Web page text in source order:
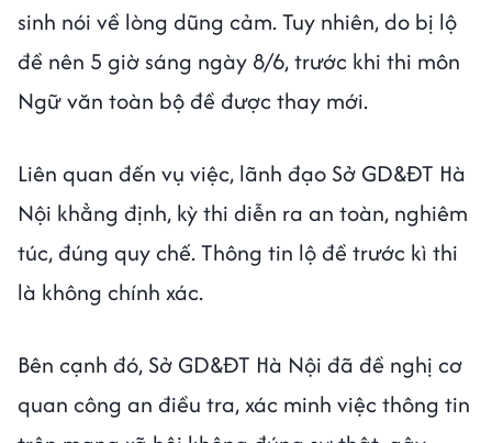
sinh nói về lòng dũng cảm. Tuy nhiên, do bị lộ
đề nên 5 giờ sáng ngày 8/6, trước khi thi môn
Ngữ văn toàn bộ đề được thay mới.
Liên quan đến vụ việc, lãnh đạo Sở GD&ĐT Hà
Nội khẳng định, kỳ thi diễn ra an toàn, nghiêm
túc, đúng quy chế. Thông tin lộ đề trước kì thi
là không chính xác.
Bên cạnh đó, Sở GD&ĐT Hà Nội đã đề nghị cơ
quan công an điều tra, xác minh việc thông tin